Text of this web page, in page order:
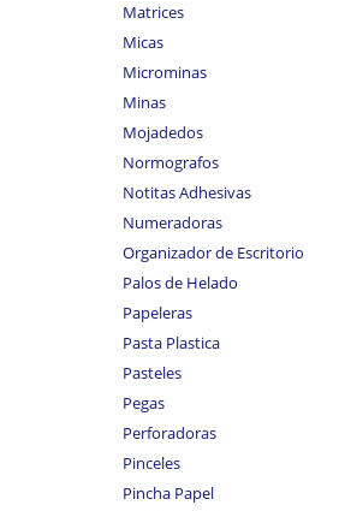
Matrices
Micas
Microminas
Minas
Mojadedos
Normografos
Notitas Adhesivas
Numeradoras
Organizador de Escritorio
Palos de Helado
Papeleras
Pasta Plastica
Pasteles
Pegas
Perforadoras
Pinceles
Pincha Papel